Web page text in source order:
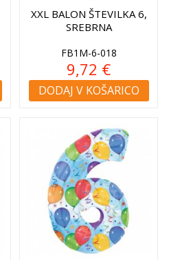
XXL BALON ŠTEVILKA 6,
SREBRNA
FB1M-6-018
9,72 €
DODAJ V KOŠARICO